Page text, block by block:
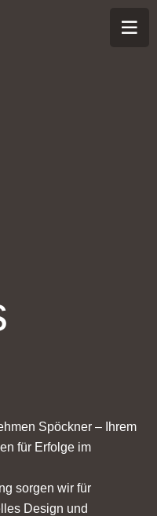
Spöckner – Ihrem
für Erfolge im
sorgen wir für
Design und